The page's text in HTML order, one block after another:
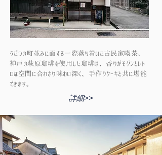
うだつの町並みに面する一際落ち着いた古民家喫茶。
神戸の萩原珈琲を使用した珈琲は、香りがモダンとレト
ロな空間に合わさり味わい深く、手作りケーキと共に堪能
できます。
詳細>>